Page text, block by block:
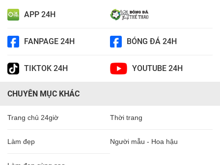
APP 24H
FANPAGE 24H BÓNG ĐÁ 24H
TIKTOK 24H YOUTUBE 24H
CHUYÊN MỤC KHÁC
Trang chủ 24giờ Thời trang
Làm đẹp Người mẫu - Hoa hậu